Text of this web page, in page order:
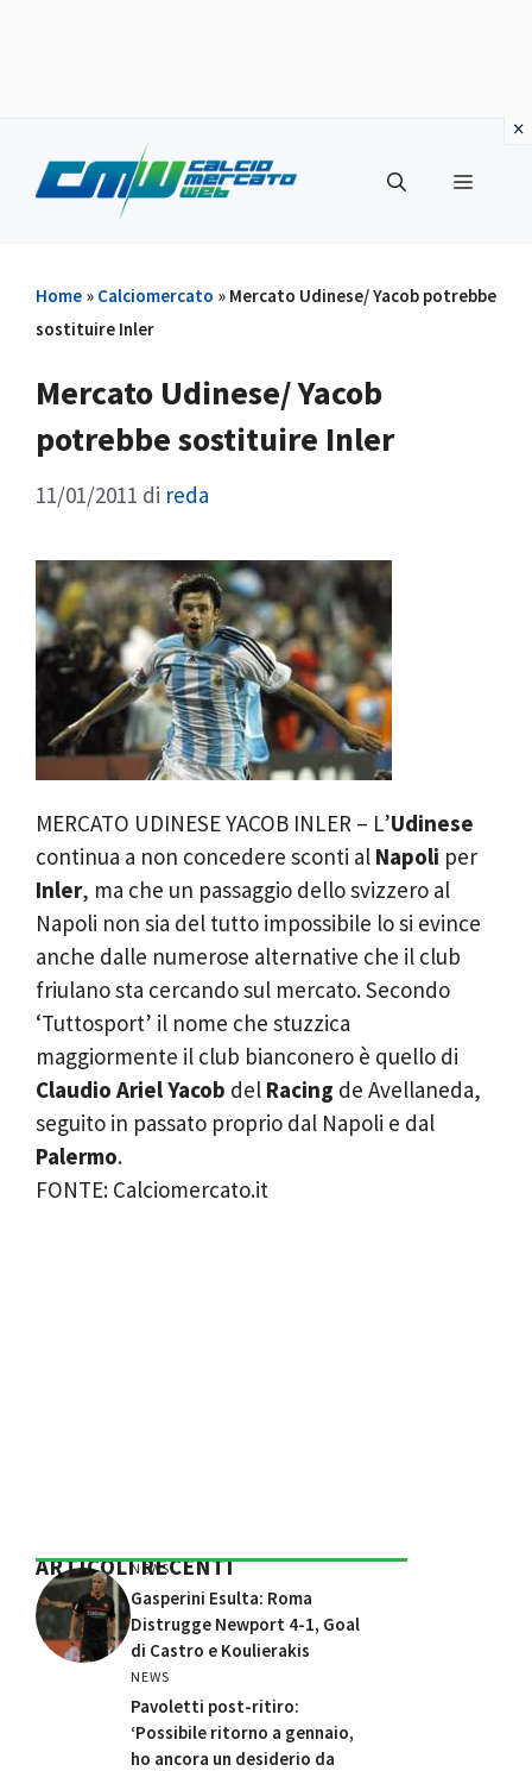
contenuto
Menu
Home » Calciomercato » Mercato Udinese/ Yacob potrebbe
sostituire Inler
Mercato Udinese/ Yacob
potrebbe sostituire Inler
11/01/2011 di reda
MERCATO UDINESE YACOB INLER – L’Udinese
continua a non concedere sconti al Napoli per
Inler, ma che un passaggio dello svizzero al
Napoli non sia del tutto impossibile lo si evince
anche dalle numerose alternative che il club
friulano sta cercando sul mercato. Secondo
‘Tuttosport’ il nome che stuzzica
maggiormente il club bianconero è quello di
Claudio Ariel Yacob del Racing de Avellaneda,
seguito in passato proprio dal Napoli e dal
Palermo.
FONTE: Calciomercato.it
ARTICOLI RECENTI
NEWS
Gasperini Esulta: Roma
Distrugge Newport 4-1, Goal
di Castro e Koulierakis
NEWS
Pavoletti post-ritiro:
‘Possibile ritorno a gennaio,
ho ancora un desiderio da